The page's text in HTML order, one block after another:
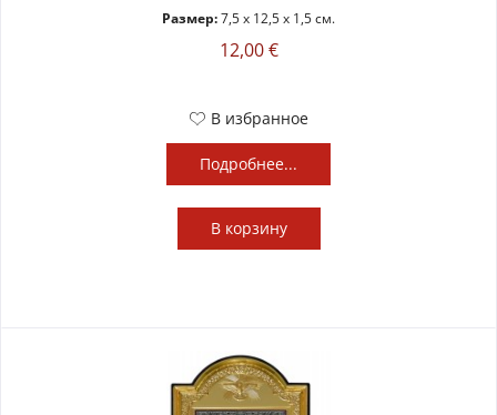
Размер:7,5 x 12,5 x 1,5 см.
12,00 €
В избранное
Подробнее...
В корзину